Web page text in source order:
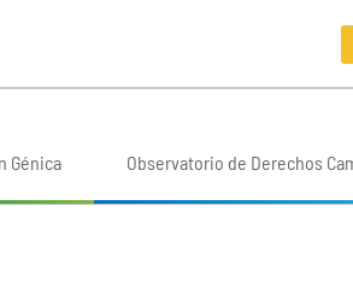
Génica Observatorio de Derechos